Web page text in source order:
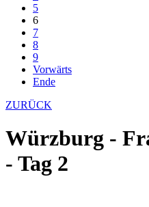
5
6
7
8
9
Vorwärts
Ende
ZURÜCK
Würzburg -
- Tag 2